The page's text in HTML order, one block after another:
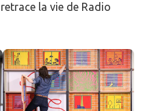
la vie de Radio